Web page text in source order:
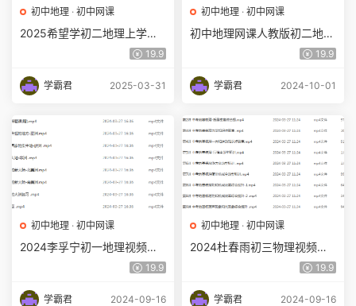
初中地理 · 初中网课
2025希望学初二地理上学期
19.9
学霸君 2025-03-31
初中地理 · 初中网课
初中地理网课人教版初二地理
八年级视频教程全年班
19.9
学霸君 2024-10-01
初中地理 · 初中网课
2024李孚宁初一地理视频教
19.9
学霸君 2024-09-16
初中地理 · 初中网课
2024杜春雨初三物理视频教
19.9
学霸君 2024-09-16